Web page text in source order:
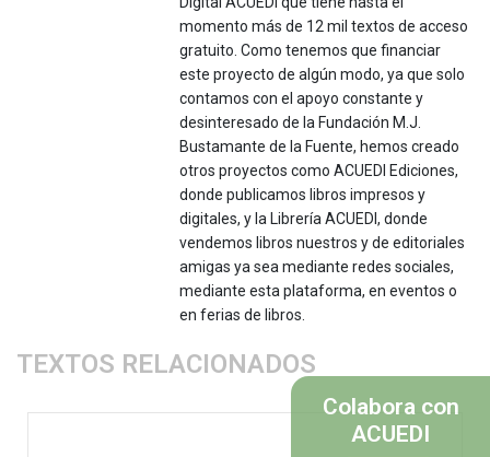
momento más de 12 mil textos de acceso
gratuito. Como tenemos que financiar
este proyecto de algún modo, ya que solo
contamos con el apoyo constante y
desinteresado de la Fundación M.J.
Bustamante de la Fuente, hemos creado
otros proyectos como ACUEDI Ediciones,
donde publicamos libros impresos y
digitales, y la Librería ACUEDI, donde
vendemos libros nuestros y de editoriales
amigas ya sea mediante redes sociales,
mediante esta plataforma, en eventos o
en ferias de libros.
TEXTOS RELACIONADOS
Colabora con
ACUEDI